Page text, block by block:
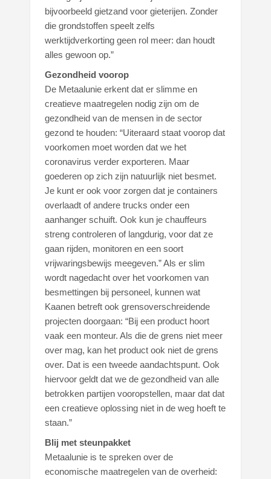
bijvoorbeeld gietzand voor gieterijen. Zonder
die grondstoffen speelt zelfs
werktijdverkorting geen rol meer: dan houdt
alles gewoon op.”
Gezondheid voorop
De Metaalunie erkent dat er slimme en
creatieve maatregelen nodig zijn om de
gezondheid van de mensen in de sector
gezond te houden: “Uiteraard staat voorop dat
voorkomen moet worden dat we het
coronavirus verder exporteren. Maar
goederen op zich zijn natuurlijk niet besmet.
Je kunt er ook voor zorgen dat je containers
overlaadt of andere trucks onder een
aanhanger schuift. Ook kun je chauffeurs
streng controleren of langdurig, voor dat ze
gaan rijden, monitoren en een soort
vrijwaringsbewijs meegeven.” Als er slim
wordt nagedacht over het voorkomen van
besmettingen bij personeel, kunnen wat
Kaanen betreft ook grensoverschreidende
projecten doorgaan: “Bij een product hoort
vaak een monteur. Als die de grens niet meer
over mag, kan het product ook niet de grens
over. Dat is een tweede aandachtspunt. Ook
hiervoor geldt dat we de gezondheid van alle
betrokken partijen vooropstellen, maar dat dat
een creatieve oplossing niet in de weg hoeft te
staan.”
Blij met steunpakket
Metaalunie is te spreken over de
economische maatregelen van de overheid: